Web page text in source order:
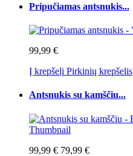
Pripučiamas antsnukis...
99,99 €
Į krepšelį Pirkinių krepšelis
Antsnukis su kamščiu...
99,99 € 79,99 €